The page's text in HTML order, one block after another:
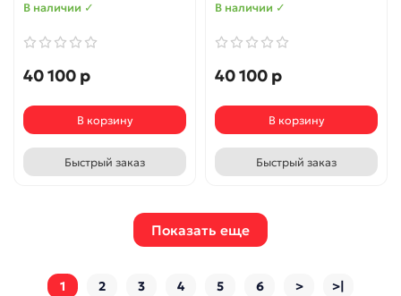
В наличии ✓
40 100 р
В корзину
Быстрый заказ
В наличии ✓
40 100 р
В корзину
Быстрый заказ
Показать еще
1 2 3 4 5 6 > >|